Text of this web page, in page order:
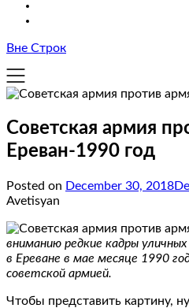
Вне Строк
Советская армия
Ереван-1990 год
Posted on December 30, 2018
Avetisyan
вниманию редкие кадры
в Ереване в мае месяце 1990
советской армией.
Чтобы представить картину,